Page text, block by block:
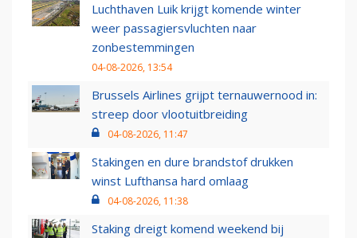
Luchthaven Luik krijgt komende winter
weer passagiersvluchten naar
zonbestemmingen
04-08-2026, 13:54
Brussels Airlines grijpt ternauwernood in:
streep door vlootuitbreiding
04-08-2026, 11:47
Stakingen en dure brandstof drukken
winst Lufthansa hard omlaag
04-08-2026, 11:38
Staking dreigt komend weekend bij